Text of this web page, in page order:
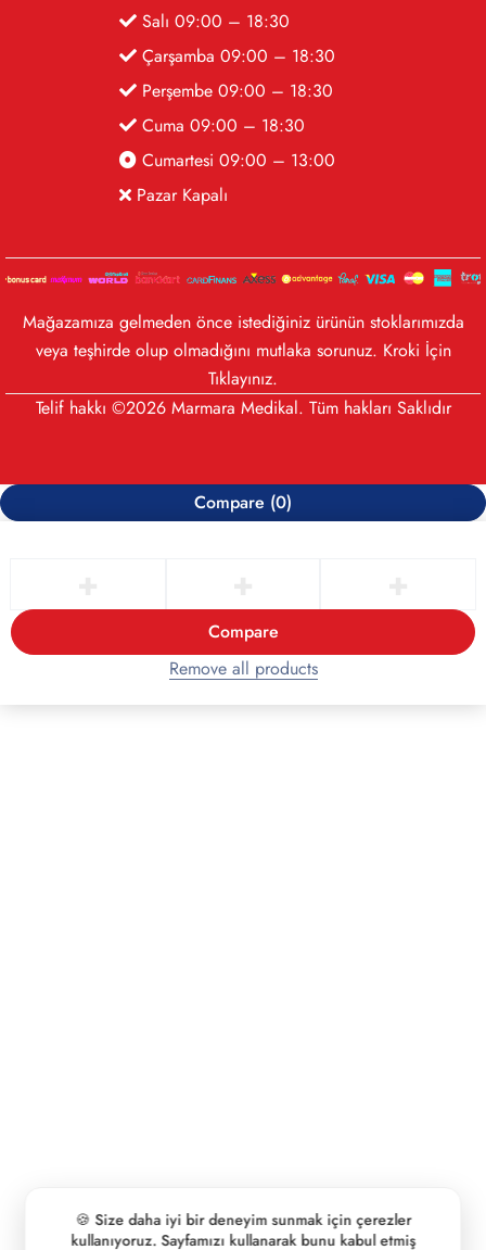
Salı 09:00 – 18:30
Çarşamba 09:00 – 18:30
Perşembe 09:00 – 18:30
Cuma 09:00 – 18:30
Cumartesi 09:00 – 13:00
Pazar Kapalı
Mağazamıza gelmeden önce istediğiniz ürünün stoklarımızda
veya teşhirde olup olmadığını mutlaka sorunuz. Kroki İçin
Tıklayınız.
Telif hakkı ©2026 Marmara Medikal. Tüm hakları Saklıdır
🍪 Size daha iyi bir deneyim sunmak için çerezler
kullanıyoruz. Sayfamızı kullanarak bunu kabul etmiş
Compare (0)
Compare
Remove all products